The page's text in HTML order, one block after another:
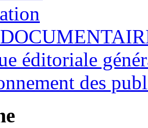
éditoriale
des